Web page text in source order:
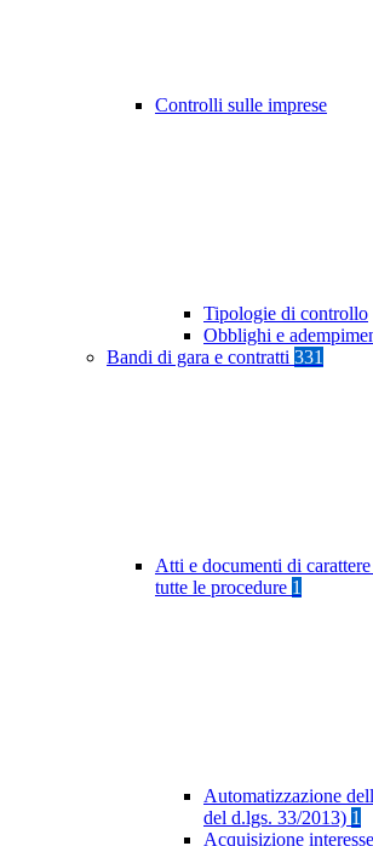
Controlli sulle imprese
Tipologie di controllo
Obblighi e
Bandi di gara e contratti 331
Atti e documenti di
tutte le procedure 1
Automatizzazione
del d.lgs. 33/2013) 1
Acquisizione